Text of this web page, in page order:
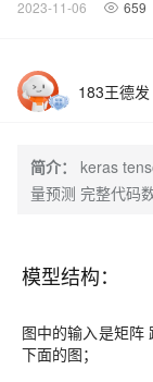
2023-11-06 659
183王德发
简介：
keras
量预测 完整代码
模型结构：
图中的输入是矩阵
下面的图；